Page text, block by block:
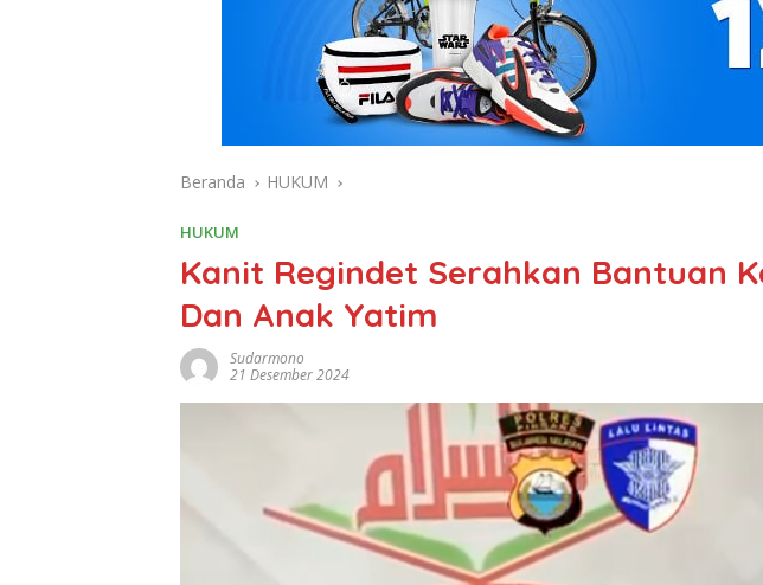
Beranda HUKUM
HUKUM
Kanit Regindet Serahkan Bantuan
Dan Anak Yatim
Sudarmono
21 Desember 2024